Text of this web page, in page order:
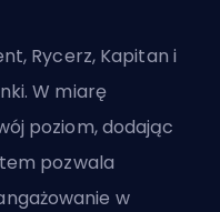
Rycerz, Kapitan i
W miarę
poziom, dodając
pozwala
w